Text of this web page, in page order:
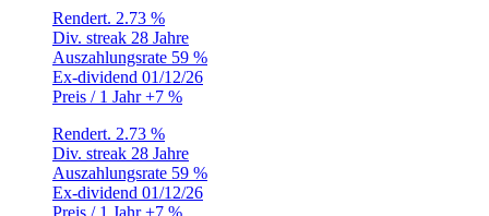
Rendert. 2.73 %
Div. streak 28 Jahre
Auszahlungsrate 59 %
Ex-dividend 01/12/26
Preis / 1 Jahr+7 %
Rendert. 2.73 %
Div. streak 28 Jahre
Auszahlungsrate 59 %
Ex-dividend 01/12/26
Preis / 1 Jahr+7 %